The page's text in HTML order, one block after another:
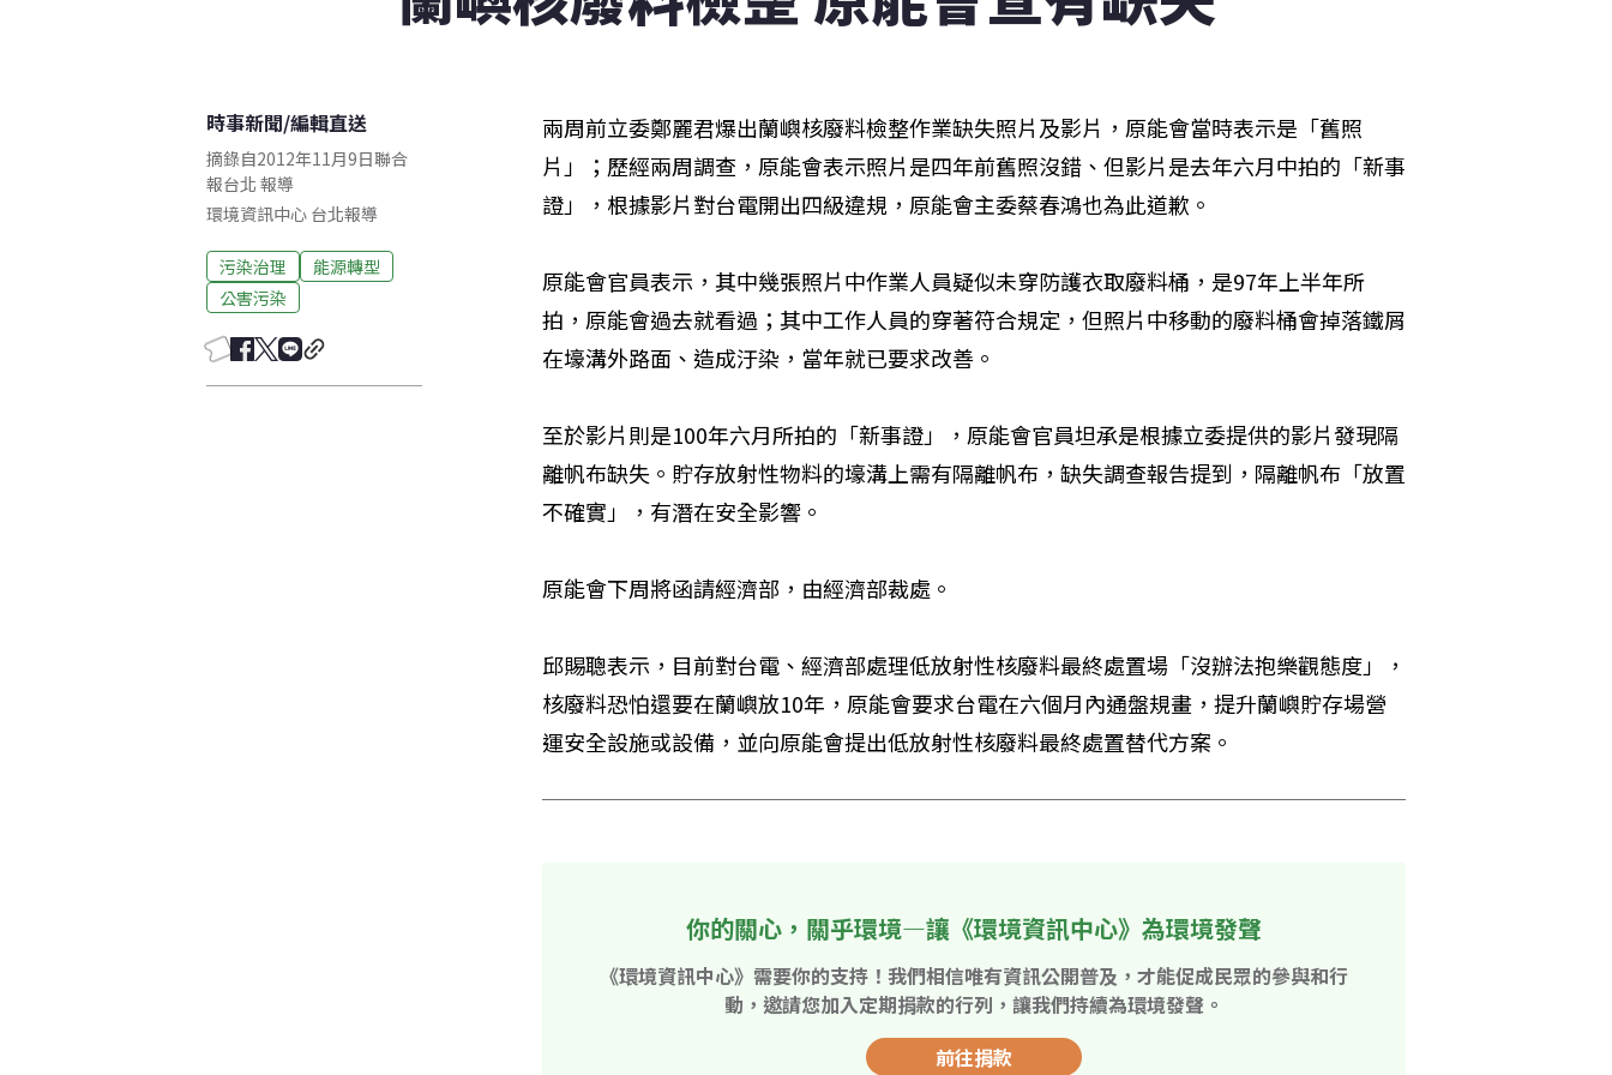
時事新聞/編輯直送
摘錄自2012年11月9日聯合
報台北 報導
環境資訊中心 台北報導
污染治理
能源轉型
公害污染
兩周前立委鄭麗君爆出蘭嶼核廢料檢整作業缺失照片及影片，原能會當時表示是「舊照
片」；歷經兩周調查，原能會表示照片是四年前舊照沒錯、但影片是去年六月中拍的「新事
證」，根據影片對台電開出四級違規，原能會主委蔡春鴻也為此道歉。
原能會官員表示，其中幾張照片中作業人員疑似未穿防護衣取廢料桶，是97年上半年所
拍，原能會過去就看過；其中工作人員的穿著符合規定，但照片中移動的廢料桶會掉落鐵屑
在壕溝外路面、造成汙染，當年就已要求改善。
至於影片則是100年六月所拍的「新事證」，原能會官員坦承是根據立委提供的影片發現隔
離帆布缺失。貯存放射性物料的壕溝上需有隔離帆布，缺失調查報告提到，隔離帆布「放置
不確實」，有潛在安全影響。
原能會下周將函請經濟部，由經濟部裁處。
邱賜聰表示，目前對台電、經濟部處理低放射性核廢料最終處置場「沒辦法抱樂觀態度」，
核廢料恐怕還要在蘭嶼放10年，原能會要求台電在六個月內通盤規畫，提升蘭嶼貯存場營
運安全設施或設備，並向原能會提出低放射性核廢料最終處置替代方案。
你的關心，關乎環境—讓《環境資訊中心》為環境發聲
《環境資訊中心》需要你的支持！我們相信唯有資訊公開普及，才能促成民眾的參與和行
動，邀請您加入定期捐款的行列，讓我們持續為環境發聲。
前往捐款